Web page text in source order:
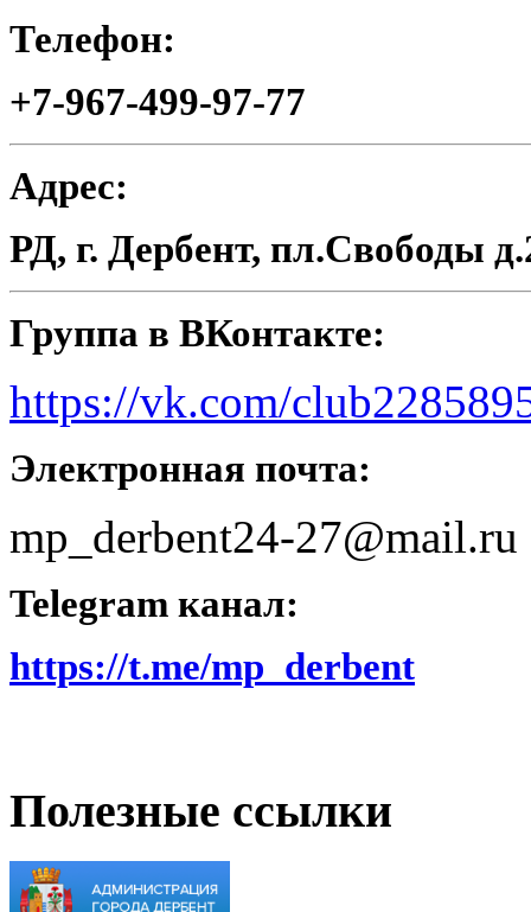
Телефон:
+7-967-499-97-77
Адрес:
РД, г. Дербент, пл.Свободы
Группа в ВКонтакте:
https://vk.com/
Электронная почта:
mp_derbent24-27@mail.ru
Telegram канал:
https://t.me/mp_derbent
Полезные ссылки